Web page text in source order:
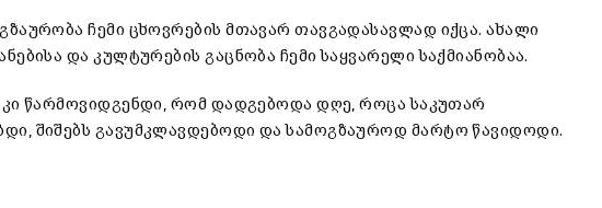
ჩემი ცხოვრების მთავარ თავგადასავლად იქცა. ახალი
და კულტურების გაცნობა ჩემი საყვარელი საქმიანობაა.
წარმოვიდგენდი, რომ დადგებოდა დღე, როცა საკუთარ
შიშებს გავუმკლავდებოდი და სამოგზაუროდ მარტო წავიდოდი.